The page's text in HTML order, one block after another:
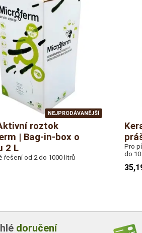
NEJPRODÁVANĚJŠÍ
roztok
| Bag-in-box o
2 L
řešení od 2 do 1000 litrů
Pro
do
doručení